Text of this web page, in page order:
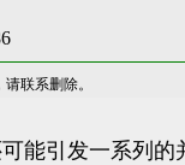
联系删除。
能引发一系列